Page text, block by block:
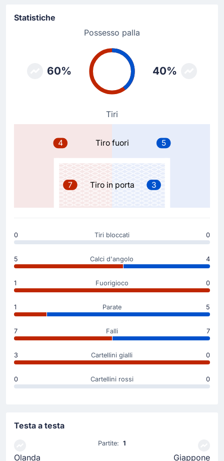
Ronald Koeman realizza il suo terzo cambio con Quinten
Crysencio Summerville
Teun Koopmeiners
Ronald Koeman realizza il suo secondo cambio con
Sostituzione
Donyell Malen
Memphis Depay
Primo cambio Olanda: Donyell Malen lascia il posto a
Memphis Depay.
Junya Ito
Hajime Moriyasu (Giappone) fa il suo primo cambio con
Junya Ito che rimpiazza Daizen Maeda.
Crysencio Summerville(Marcatore)
Olanda in vantaggio ora per 2 - 1. Marcatore:
Il punteggio è ora di 2 - 1.
Cartellino giallo
cartellino giallo dall'arbitro Ismail Elfath.
Statistiche
Possesso palla
60% 40%
Tiri
4 Tiro fuori 5
7 Tiro in porta 3
0 Tiri bloccati 0
5 Calci d'angolo 4
1 Fuorigioco 0
1 Parate 5
7 Falli 7
3 Cartellini gialli 0
0 Cartellini rossi 0
Testa a testa
Olanda
Partite: 1
Giappone